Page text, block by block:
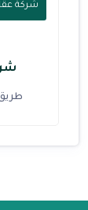
شركة